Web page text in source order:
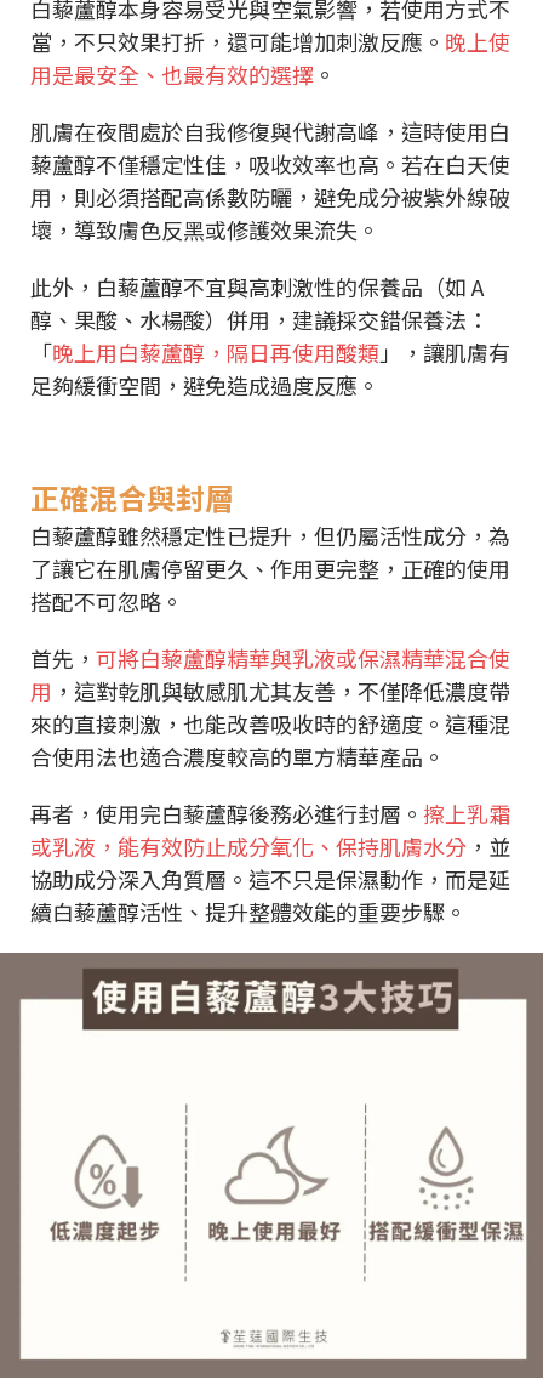
白藜蘆醇本身容易受光與空氣影響，若使用方式不
當，不只效果打折，還可能增加刺激反應。 晚上使
用是最安全、也最有效的選擇 。
肌膚在夜間處於自我修復與代謝高峰，這時使用白
藜蘆醇不僅穩定性佳，吸收效率也高。若在白天使
用，則必須搭配高係數防曬，避免成分被紫外線破
壞，導致膚色反黑或修護效果流失。
此外，白藜蘆醇不宜與高刺激性的保養品（如 A
醇、果酸、水楊酸）併用，建議採交錯保養法：
「晚上用白藜蘆醇，隔日再使用酸類 」，讓肌膚有
足夠緩衝空間，避免造成過度反應。
正確混合與封層
白藜蘆醇雖然穩定性已提升，但仍屬活性成分，為
了讓它在肌膚停留更久、作用更完整，正確的使用
搭配不可忽略。
首先， 可將白藜蘆醇精華與乳液或保濕精華混合使
用 ，這對乾肌與敏感肌尤其友善，不僅降低濃度帶
來的直接刺激，也能改善吸收時的舒適度。這種混
合使用法也適合濃度較高的單方精華產品。
再者，使用完白藜蘆醇後務必進行封層。 擦上乳霜
或乳液，能有效防止成分氧化、保持肌膚水分 ，並
協助成分深入角質層。這不只是保濕動作，而是延
續白藜蘆醇活性、提升整體效能的重要步驟。